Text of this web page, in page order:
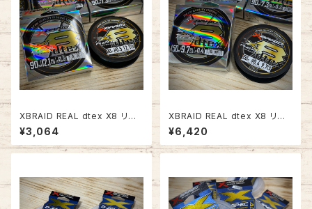
XBRAID REAL dtex X8 リア
ルデシテックスX8 90m #0.5
【究極の細糸PE】
¥3,064
XBRAID REAL dtex X8 リア
ルデシテックスX8 150m #0.4
【究極の細糸PE】
¥6,420